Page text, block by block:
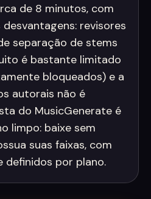
de 8 minutos, com
desvantagens: revisores
separação de stems
é bastante limitado
bloqueados) e a
autorais não é
do MusicGenerate é
limpo: baixe sem
suas faixas, com
definidos por plano.